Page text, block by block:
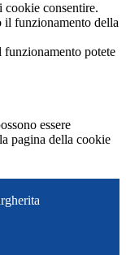
cookie consentire.
il funzionamento della
funzionamento potete
essere
pagina della cookie